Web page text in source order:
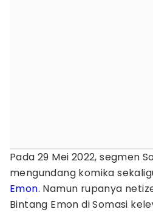
Pada 29 Mei 2022, segmen
mengundang komika
Emon. Namun rupanya
Bintang Emon di Somasi